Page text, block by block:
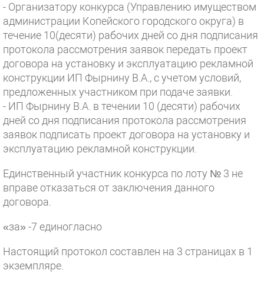
- Организатору конкурса (Управлению имуществом
администрации Копейского городского округа) в
течение 10(десяти) рабочих дней со дня подписания
протокола рассмотрения заявок передать проект
договора на установку и эксплуатацию рекламной
конструкции ИП Фырнину В.А., с учетом условий,
предложенных участником при подаче заявки.
- ИП Фырнину В.А. в течении 10 (десяти) рабочих
дней со дня подписания протокола рассмотрения
заявок подписать проект договора на установку и
эксплуатацию рекламной конструкции.
Единственный участник конкурса по лоту № 3 не
вправе отказаться от заключения данного
договора.
«за» -7 единогласно
Настоящий протокол составлен на 3 страницах в 1
экземпляре.